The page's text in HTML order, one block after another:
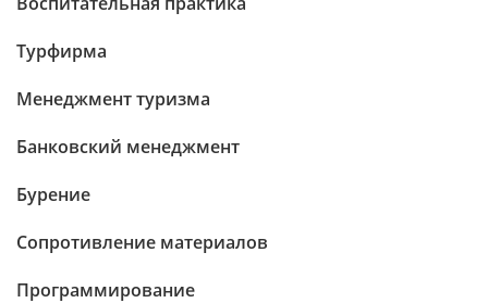
Турфирма
Менеджмент туризма
Банковский менеджмент
Бурение
Сопротивление материалов
Программирование